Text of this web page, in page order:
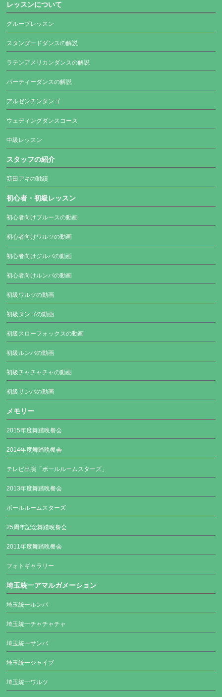
レッスンについて
グループレッスン
スタンダードダンスの解説
ラテンアメリカンダンスの解説
パーティーダンスの解説
アルゼンチンタンゴ
ウェディングダンスコース
中級レッスン
スタッフの紹介
新田アキの戦績
初心者・初級レッスン
初心者向けブルースの動画
初心者向けワルツの動画
初心者向けジルバの動画
初心者向けルンバの動画
初級ワルツの動画
初級タンゴの動画
初級スローフォックスの動画
初級ルンバの動画
初級チャチャチャの動画
初級サンバの動画
メモリー
2015年度舞踏晩餐会
2014年度舞踏晩餐会
テレビ出演「ボールルームスターズ」
2013年度舞踏晩餐会
ボールルームスターズ
25周年記念舞踏晩餐会
2011年度舞踏晩餐会
フォトギャラリー
埼玉統一アマルガメーション
埼玉統一ルンバ
埼玉統一チャチャチャ
埼玉統一サンバ
埼玉統一ジャイブ
埼玉統一ワルツ